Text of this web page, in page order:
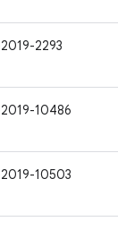
2293
10486
10503